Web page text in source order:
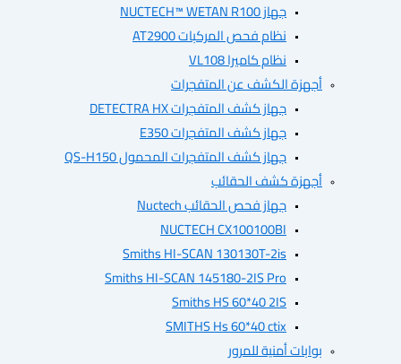
نظام فحص المركبات AT2900
نظام كاميرا VL108
أجهزة الكشف عن المتفجرات
جهاز كشف المتفجرات DETECTRA HX
جهاز كشف المتفجرات E350
جهاز كشف المتفجرات المحمول QS-H150
أجهزة كشف الحقائب
جهاز فحص الحقائب Nuctech
NUCTECH CX100100BI
Smiths HI-SCAN 130130T-2is
Smiths HI-SCAN 145180-2IS Pro
Smiths HS 60*40 2IS
SMITHS Hs 60*40 ctix
بوابات أمنية للمرور